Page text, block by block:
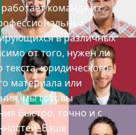
команда из
в различных
от того, нужен ли
текста, юридического
материала или
мы готовы
быстро, точно и с
Ваше